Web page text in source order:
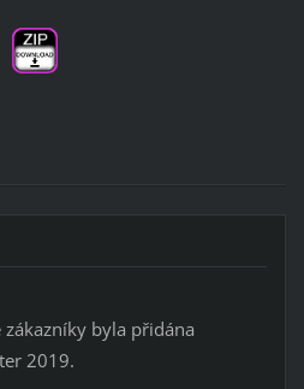
byla přidána
2019.